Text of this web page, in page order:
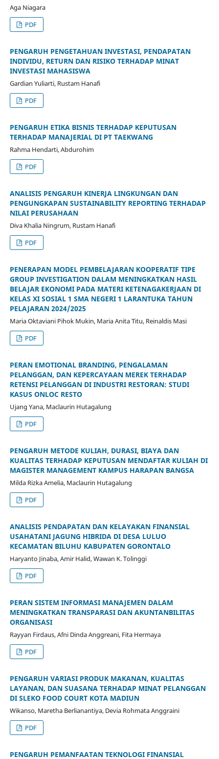
Aga Niagara
PDF
PENGARUH PENGETAHUAN INVESTASI, PENDAPATAN
INDIVIDU, RETURN DAN RISIKO TERHADAP MINAT
INVESTASI MAHASISWA
Gardian Yuliarti, Rustam Hanafi
PDF
PENGARUH ETIKA BISNIS TERHADAP KEPUTUSAN
TERHADAP MANAJERIAL DI PT TAEKWANG
Rahma Hendarti, Abdurohim
PDF
ANALISIS PENGARUH KINERJA LINGKUNGAN DAN
PENGUNGKAPAN SUSTAINABILITY REPORTING TERHADAP
NILAI PERUSAHAAN
Diva Khalia Ningrum, Rustam Hanafi
PDF
PENERAPAN MODEL PEMBELAJARAN KOOPERATIF TIPE
GROUP INVESTIGATION DALAM MENINGKATKAN HASIL
BELAJAR EKONOMI PADA MATERI KETENAGAKERJAAN DI
KELAS XI SOSIAL 1 SMA NEGERI 1 LARANTUKA TAHUN
PELAJARAN 2024/2025
Maria Oktaviani Pihok Mukin, Maria Anita Titu, Reinaldis Masi
PDF
PERAN EMOTIONAL BRANDING, PENGALAMAN
PELANGGAN, DAN KEPERCAYAAN MEREK TERHADAP
RETENSI PELANGGAN DI INDUSTRI RESTORAN: STUDI
KASUS ONLOC RESTO
Ujang Yana, Maclaurin Hutagalung
PDF
PENGARUH METODE KULIAH, DURASI, BIAYA DAN
KUALITAS TERHADAP KEPUTUSAN MENDAFTAR KULIAH DI
MAGISTER MANAGEMENT KAMPUS HARAPAN BANGSA
Milda Rizka Amelia, Maclaurin Hutagalung
PDF
ANALISIS PENDAPATAN DAN KELAYAKAN FINANSIAL
USAHATANI JAGUNG HIBRIDA DI DESA LULUO
KECAMATAN BILUHU KABUPATEN GORONTALO
Haryanto Jinaba, Amir Halid, Wawan K. Tolinggi
PDF
PERAN SISTEM INFORMASI MANAJEMEN DALAM
MENINGKATKAN TRANSPARASI DAN AKUNTANBILITAS
ORGANISASI
Rayyan Firdaus, Afni Dinda Anggreani, Fita Hermaya
PDF
PENGARUH VARIASI PRODUK MAKANAN, KUALITAS
LAYANAN, DAN SUASANA TERHADAP MINAT PELANGGAN
DI SLEKO FOOD COURT KOTA MADIUN
Wikanso, Maretha Berlianantiya, Devia Rohmata Anggraini
PDF
PENGARUH PEMANFAATAN TEKNOLOGI FINANSIAL